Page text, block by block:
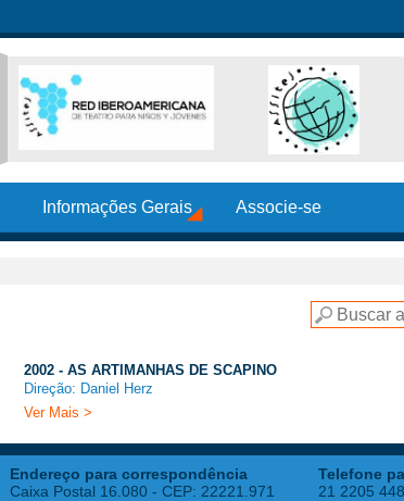
Informações Gerais Associe-se
2002 - AS ARTIMANHAS DE SCAPINO
Direção: Daniel Herz
Ver Mais >
Endereço para correspondência
Caixa Postal 16.080 - CEP: 22221.971
Telefone
21 2205